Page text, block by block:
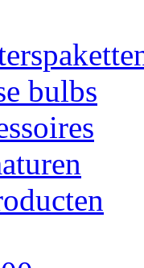
bulbs